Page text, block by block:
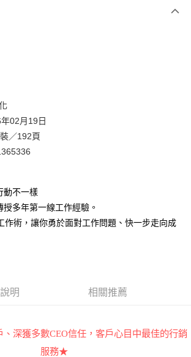
含以上)免運費
含以上)免運費
含以上)免運費
02月19日
／192頁
動不一樣
多年第一線工作經驗。
作術，讓你勇於面對工作問題、快一步走向成
明 相關推薦
深獲多數CEO信任，客戶心目中最佳的行銷
服務★